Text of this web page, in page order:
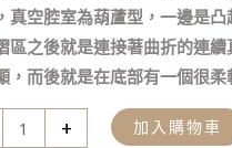
真空腔室為葫蘆型，一邊是凸
區之後就是連接著曲折的連
，而後就是在底部有一個很柔
+ 加入購物車